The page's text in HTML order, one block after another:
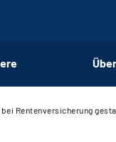
bei Rentenversicherung